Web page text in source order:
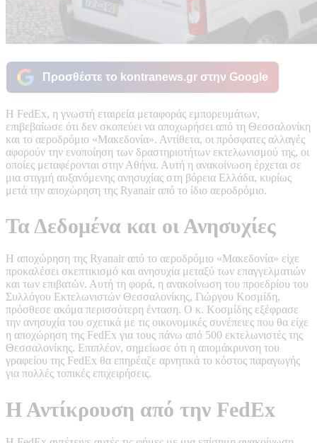
Προσθέστε το kontranews.gr στην Google
Η FedEx, η γνωστή εταιρεία μεταφοράς εμπορευμάτων,
επιβεβαίωσε ότι δεν σκοπεύει να αποχωρήσει από τη Θεσσαλονίκη
και το αεροδρόμιο «Μακεδονία». Αντίθετα, οι πρόσφατες αλλαγές
αφορούν την ενοποίηση των δραστηριοτήτων εκτελωνισμού της, οι
οποίες μεταφέρονται στην Αθήνα. Αυτή η ανακοίνωση έρχεται σε
μια στιγμή αυξανόμενης ανησυχίας στη βόρεια Ελλάδα, κυρίως
μετά την αποχώρηση της Ryanair από το ίδιο αεροδρόμιο.
Τα Δεδομένα και οι Ανησυχίες
Η αποχώρηση της Ryanair από το αεροδρόμιο «Μακεδονία» είχε
προκαλέσει σκεπτικισμό και ανησυχία μεταξύ των επαγγελματιών
και των επιβατών. Αυτή τη φορά, η ανακοίνωση του προεδρίου του
Συλλόγου Εκτελωνιστών Θεσσαλονίκης, Γιώργου Κοσμίδη,
πρόσθεσε ακόμα περισσότερη ένταση. Ο κ. Κοσμίδης εξέφρασε
την ανησυχία του σχετικά με τις οικονομικές συνέπειες που θα είχε
η αποχώρηση της FedEx για τους πάνω από 500 εκτελωνιστές της
Θεσσαλονίκης. Επιπλέον, σημείωσε ότι η απομάκρυνση του
γραφείου της FedEx θα επηρέαζε αρνητικά το κόστος παραγωγής
για πολλές τοπικές επιχειρήσεις.
Η Αντίκρουση από την FedEx